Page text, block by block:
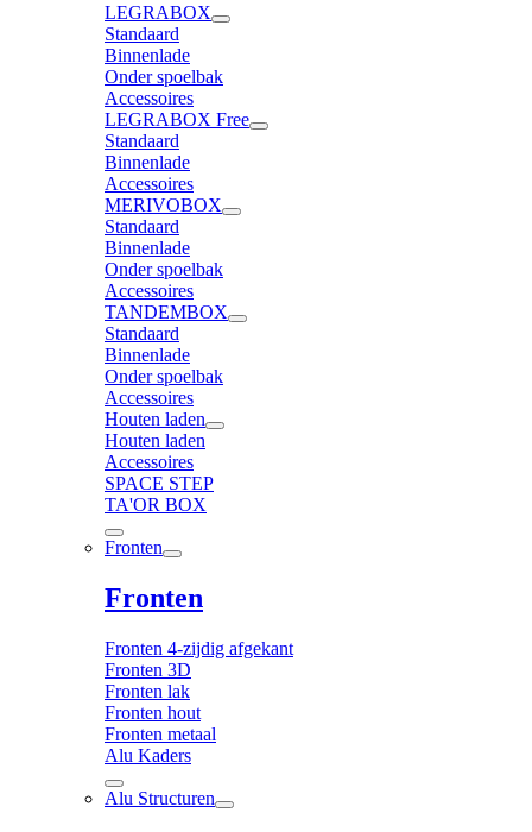
LEGRABOX
Standaard
Binnenlade
Onder spoelbak
Accessoires
LEGRABOX Free
Standaard
Binnenlade
Accessoires
MERIVOBOX
Standaard
Binnenlade
Onder spoelbak
Accessoires
TANDEMBOX
Standaard
Binnenlade
Onder spoelbak
Accessoires
Houten laden
Houten laden
Accessoires
SPACE STEP
TA'OR BOX
Fronten
Fronten
Fronten 4-zijdig afgekant
Fronten 3D
Fronten lak
Fronten hout
Fronten metaal
Alu Kaders
Alu Structuren